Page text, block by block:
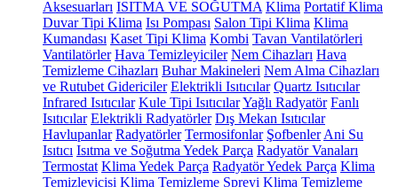
Aksesuarları ISITMA VE SOĞUTMA Klima Portatif Klima
Duvar Tipi Klima Isı Pompası Salon Tipi Klima Klima
Kumandası Kaset Tipi Klima Kombi Tavan Vantilatörleri
Vantilatörler Hava Temizleyiciler Nem Cihazları Hava
Temizleme Cihazları Buhar Makineleri Nem Alma Cihazları
ve Rutubet Gidericiler Elektrikli Isıtıcılar Quartz Isıtıcılar
Infrared Isıtıcılar Kule Tipi IsıtıcılarYağlı Radyatör Fanlı
Isıtıcılar Elektrikli Radyatörler Dış Mekan Isıtıcılar
Havlupanlar Radyatörler Termosifonlar Şofbenler Ani Su
Isıtıcı Isıtma ve Soğutma Yedek Parça Radyatör Vanaları
Termostat Klima Yedek Parça Radyatör Yedek Parça Klima
Temizleyicisi Klima Temizleme Spreyi Klima Temizleme